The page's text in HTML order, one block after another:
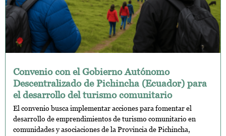
Convenio con el Gobierno Autónomo
Descentralizado de Pichincha (Ecuador) para
el desarrollo del turismo comunitario
El convenio busca implementar acciones para fomentar el
desarrollo de emprendimientos de turismo comunitario en
comunidades y asociaciones de la Provincia de Pichincha,